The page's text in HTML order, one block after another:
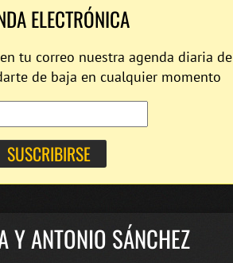
ELECTRÓNICA
tu correo nuestra agenda diaria de
de baja en cualquier momento
Y ANTONIO SÁNCHEZ